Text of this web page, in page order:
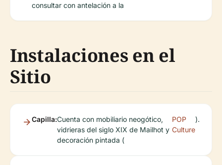
consultar con antelación a la
Instalaciones en el
Sitio
Capilla:Cuenta con mobiliario neogótico,
vidrieras del siglo XIX de Mailhot y
decoración pintada (
POP
Culture
).